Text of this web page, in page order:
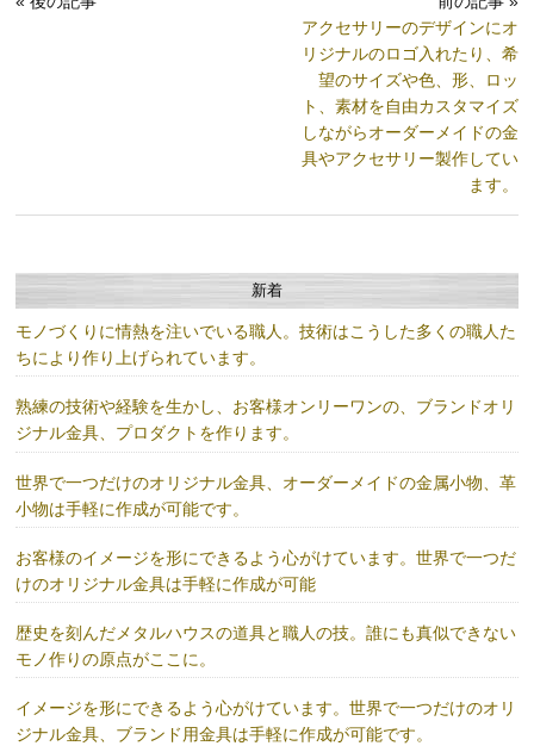
アクセサリーのデザインにオ
リジナルのロゴ入れたり、希
望のサイズや色、形、ロッ
ト、素材を自由カスタマイズ
しながらオーダーメイドの金
具やアクセサリー製作してい
ます。
新着
モノづくりに情熱を注いでいる職人。技術はこうした多くの職人た
ちにより作り上げられています。
熟練の技術や経験を生かし、お客様オンリーワンの、ブランドオリ
ジナル金具、プロダクトを作ります。
世界で一つだけのオリジナル金具、オーダーメイドの金属小物、革
小物は手軽に作成が可能です。
お客様のイメージを形にできるよう心がけています。世界で一つだ
けのオリジナル金具は手軽に作成が可能
歴史を刻んだメタルハウスの道具と職人の技。誰にも真似できない
モノ作りの原点がここに。
イメージを形にできるよう心がけています。世界で一つだけのオリ
ジナル金具、ブランド用金具は手軽に作成が可能です。